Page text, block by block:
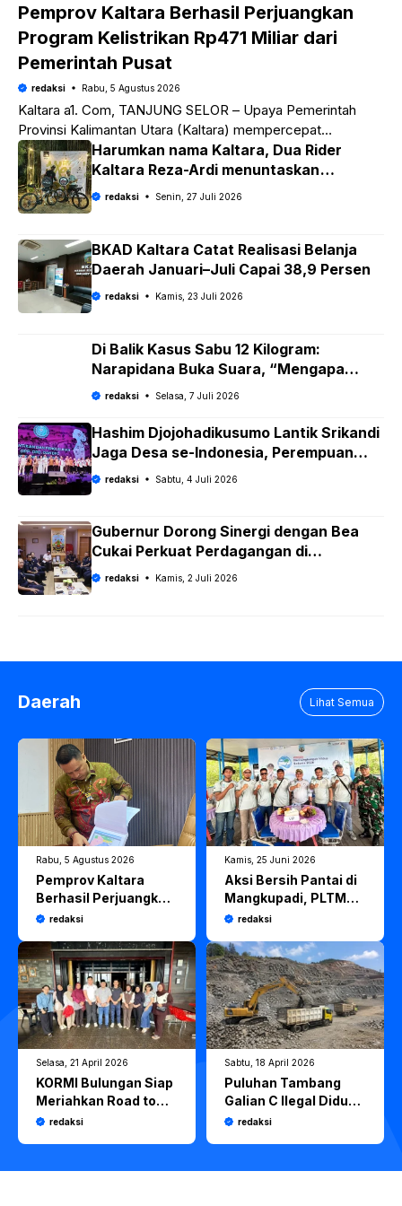
Pemprov Kaltara Berhasil Perjuangkan
Program Kelistrikan Rp471 Miliar dari
Pemerintah Pusat
redaksi Rabu, 5 Agustus 2026
Kaltara a1. Com, TANJUNG SELOR – Upaya Pemerintah
Provinsi Kalimantan Utara (Kaltara) mempercepat
pemerataan akses listrik bagi masyarakat membuahkan
hasil. Melalui koordinasi intensif dengan Pemerintah
Harumkan nama Kaltara, Dua Rider
Kaltara Reza-Ardi menuntaskan
tantangan ekstrem Audax Malang 300
KM
redaksi Senin, 27 Juli 2026
BKAD Kaltara Catat Realisasi Belanja
Daerah Januari–Juli Capai 38,9 Persen
redaksi Kamis, 23 Juli 2026
Di Balik Kasus Sabu 12 Kilogram:
Narapidana Buka Suara, “Mengapa
Hanya Saya yang Dipecat dan Dipidana?
redaksi Selasa, 7 Juli 2026
Hashim Djojohadikusumo Lantik Srikandi
Jaga Desa se-Indonesia, Perempuan
Siap Kawal Program Strategis Prabowo
redaksi Sabtu, 4 Juli 2026
Gubernur Dorong Sinergi dengan Bea
Cukai Perkuat Perdagangan di
Perbatasan dan Ekspor UMKM
redaksi Kamis, 2 Juli 2026
Daerah Lihat Semua
Rabu, 5 Agustus 2026
Pemprov Kaltara
Berhasil Perjuangkan
Program Kelistrikan
Pemerintah Pusat
redaksi
Kamis, 25 Juni 2026
Aksi Bersih Pantai di
Mangkupadi, PLTMG
Tanjung Selor dan
Gaungkan Komitmen
“Saatnya Bekerja
untuk Iklim”
redaksi
Selasa, 21 April 2026
KORMI Bulungan Siap
Meriahkan Road to
Birau 2026,
Masyarakat
redaksi
Sabtu, 18 April 2026
Puluhan Tambang
Galian C Ilegal Diduga
Bebas Beroperasi di
yang Dinilai Tutup
redaksi